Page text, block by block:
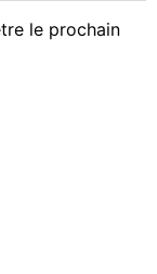
le prochain